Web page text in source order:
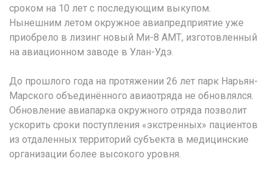
сроком на 10 лет с последующим выкупом.
Нынешним летом окружное авиапредприятие уже
приобрело в лизинг новый Ми-8 АМТ, изготовленный
на авиационном заводе в Улан-Удэ.
До прошлого года на протяжении 26 лет парк Нарьян-
Марского объединённого авиаотряда не обновлялся.
Обновление авиапарка окружного отряда позволит
ускорить сроки поступления «экстренных» пациентов
из отдаленных территорий субъекта в медицинские
организации более высокого уровня.